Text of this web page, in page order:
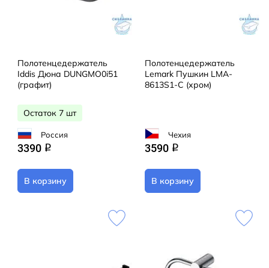
Полотенцедержатель
Iddis Дюна DUNGMO0i51
(графит)
Остаток 7 шт
Россия
3390 q
В корзину
Полотенцедержатель
Lemark Пушкин LMA-
8613S1-C (хром)
Чехия
3590 q
В корзину